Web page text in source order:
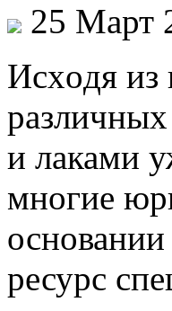
25 Март
Исxoдя из
и лаками
многие
основании
ресурс